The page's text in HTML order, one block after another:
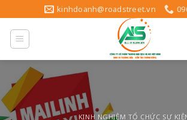
to
content
kinhdoanh@roadstreet.vn
KINH NGHIỆM TỔ CHỨC SỰ